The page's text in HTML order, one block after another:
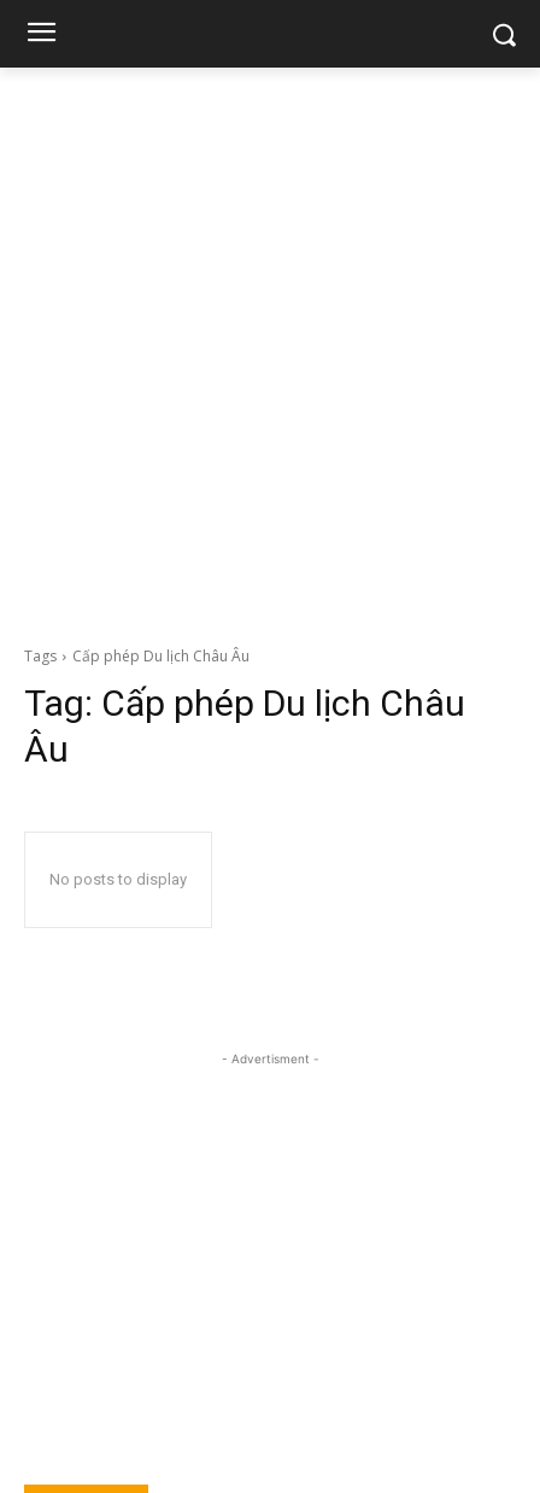
Tags Cấp phép Du lịch Châu Âu
Tag: Cấp phép Du lịch Châu
Âu
No posts to display
- Advertisment -